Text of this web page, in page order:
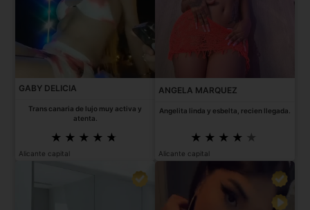
GABY DELICIA
Trans canaria de lujo muy activa y
atenta.
Alicante capital
ANGELA MARQUEZ
Angelita linda y esbelta, recien llegada.
Alicante capital